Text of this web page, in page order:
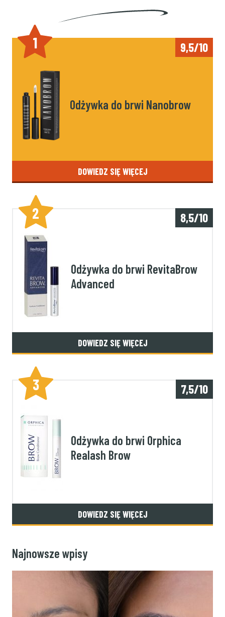
1 9,5/10
Odżywka do brwi Nanobrow
DOWIEDZ SIĘ WIĘCEJ
2 8,5/10
Odżywka do brwi RevitaBrow
Advanced
DOWIEDZ SIĘ WIĘCEJ
3 7,5/10
Odżywka do brwi Orphica
Realash Brow
DOWIEDZ SIĘ WIĘCEJ
Najnowsze wpisy